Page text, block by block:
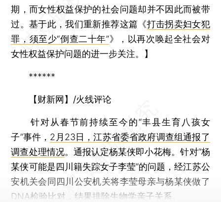
期，而女性权益保护的社会问题却并不因此而被带
过。基于此，我们重新推荐这篇《打击拐卖妇女犯
罪，须至少“倒查二十年”》，以再次唤起全社会对
女性权益保护问题的进一步关注。】
******
【财新网】/火线评论
针对从春节前持续至今的“丰县生育八孩女
子”事件， 2月23日，江苏省委省政府调查组通报了
调查处理情况。通报认定杨某侠即小花梅。针对“杨
某侠可能是四川籍失踪女子李莹”的问题，经江苏公
安机关会同四川公安机关将李莹母亲与杨某侠做了
DNA检验比对，结果排除生物学亲子关系。